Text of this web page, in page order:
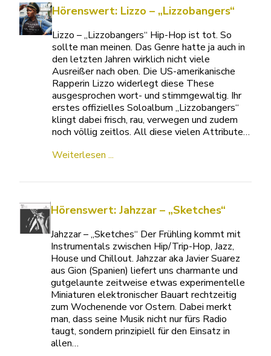
Hörenswert: Lizzo – „Lizzobangers“
Lizzo – „Lizzobangers“ Hip-Hop ist tot. So
sollte man meinen. Das Genre hatte ja auch in
den letzten Jahren wirklich nicht viele
Ausreißer nach oben. Die US-amerikanische
Rapperin Lizzo widerlegt diese These
ausgesprochen wort- und stimmgewaltig. Ihr
erstes offizielles Soloalbum „Lizzobangers“
klingt dabei frisch, rau, verwegen und zudem
noch völlig zeitlos. All diese vielen Attribute…
Weiterlesen ...
Hörenswert: Jahzzar – „Sketches“
Jahzzar – „Sketches“ Der Frühling kommt mit
Instrumentals zwischen Hip/Trip-Hop, Jazz,
House und Chillout. Jahzzar aka Javier Suarez
aus Gion (Spanien) liefert uns charmante und
gutgelaunte zeitweise etwas experimentelle
Miniaturen elektronischer Bauart rechtzeitig
zum Wochenende vor Ostern. Dabei merkt
man, dass seine Musik nicht nur fürs Radio
taugt, sondern prinzipiell für den Einsatz in
allen…